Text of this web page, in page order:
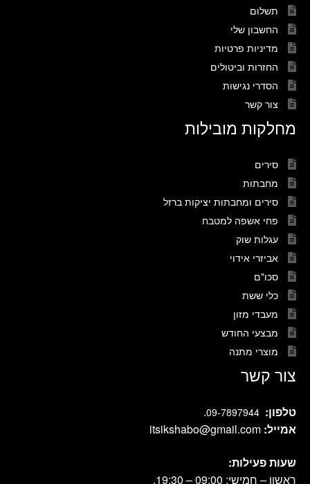
תשלום
החשבון שלי
מדיניות פרטיות
החזרות וביטולים
הסדרי נגישות
צור קשר
מחלקות מובילות
סירים
מחבתות
סירים ומחבתות יציקות ברזל
פחי אשפה למטבח
עגלות שוק
אביזרי אידוי
סכו"ם
כלי ששת
מעבדי מזון
מבצעי החודש
מוצרי מתנה
צור קשר
טלפון: 09-7897944
.
אמייל: itsikshabo@gmail.com
שעות פעילות:
ראשון – חמישי: 09:00 – 19:30.